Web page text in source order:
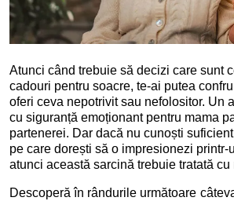
Atunci când trebuie să decizi care sunt
cadouri pentru soacre, te-ai putea
oferi ceva nepotrivit sau nefolositor. Un
cu siguranță emoționant pentru mama
partenerei. Dar dacă nu cunoști
pe care dorești să o impresionezi printr-
atunci această sarcină trebuie tratată
Descoperă în rândurile următoare